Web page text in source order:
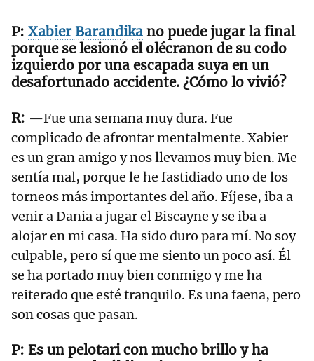
Xabier Barandika no puede jugar la final
porque se lesionó el olécranon de su codo
izquierdo por una escapada suya en un
desafortunado accidente. ¿Cómo lo vivió?
—Fue una semana muy dura. Fue
complicado de afrontar mentalmente. Xabier
es un gran amigo y nos llevamos muy bien. Me
sentía mal, porque le he fastidiado uno de los
torneos más importantes del año. Fíjese, iba a
venir a Dania a jugar el Biscayne y se iba a
alojar en mi casa. Ha sido duro para mí. No soy
culpable, pero sí que me siento un poco así. Él
se ha portado muy bien conmigo y me ha
reiterado que esté tranquilo. Es una faena, pero
son cosas que pasan.
Es un pelotari con mucho brillo y ha